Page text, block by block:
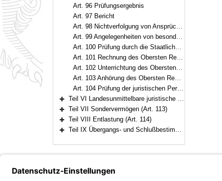
Art. 96 Prüfungsergebnis
Art. 97 Bericht
Art. 98 Nichtverfolgung von Ansprüchen
Art. 99 Angelegenheiten von besonderer Bedeutung
Art. 100 Prüfung durch die Staatlichen Rechnungsprüfungsämter
Art. 101 Rechnung des Obersten Rechnungshofs
Art. 102 Unterrichtung des Obersten Rechnungshofs
Art. 103 Anhörung des Obersten Rechnungshofs
Art. 104 Prüfung der juristischen Personen des privaten Rechts
Bereich erweitern
Teil VI Landesunmittelbare juristische Personen des öffentlichen Rechts (Art. 105–112)
Bereich erweitern
Teil VII Sondervermögen (Art. 113)
Bereich erweitern
Teil VIII Entlastung (Art. 114)
Teil IX Übergangs- und Schlußbestimmungen (Art. 115–117)
Bayern.de